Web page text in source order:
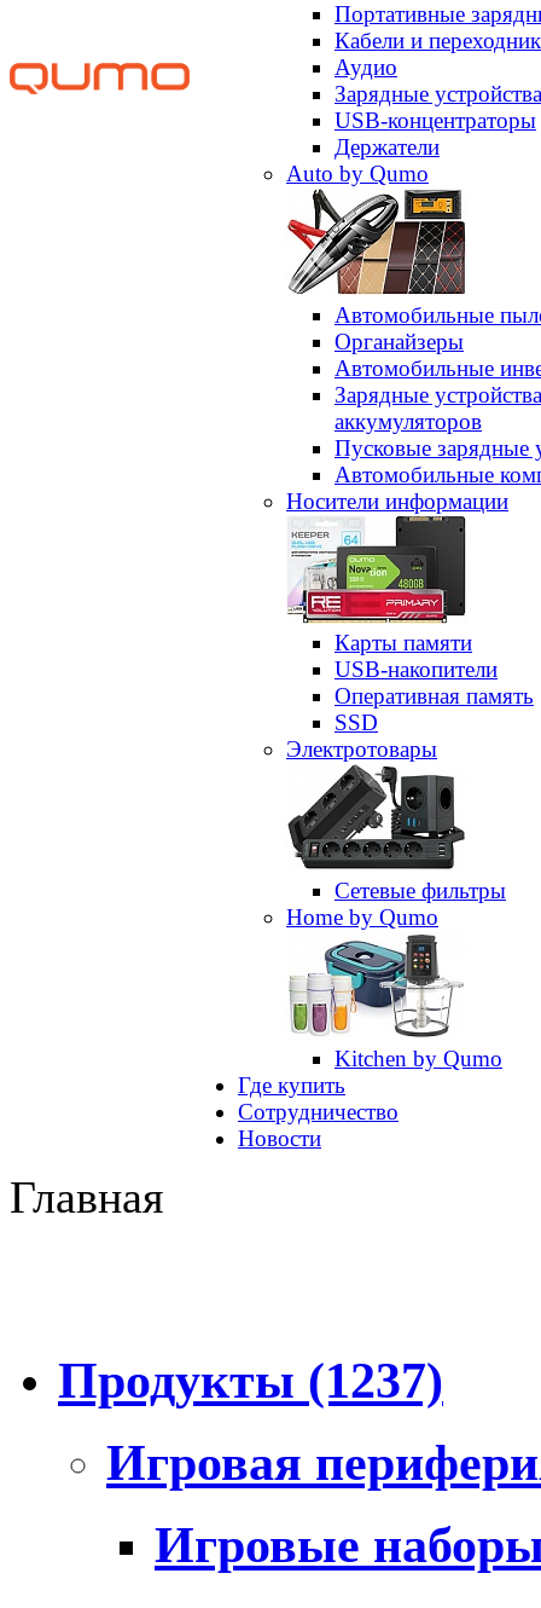
Портативные
Кабели и
Аудио
Зарядные устройства
USB-концентраторы
Держатели
Auto by Qumo
Автомобильные
Органайзеры
Автомобильные
Зарядные
аккумуляторов
Пусковые зарядные
Автомобильные
Носители информации
Карты памяти
USB-накопители
Оперативная память
SSD
Электротовары
Сетевые фильтры
Home by Qumo
Kitchen by Qumo
Где купить
Сотрудничество
Новости
Главная
Продукты (1237)
Игровая
Игровые